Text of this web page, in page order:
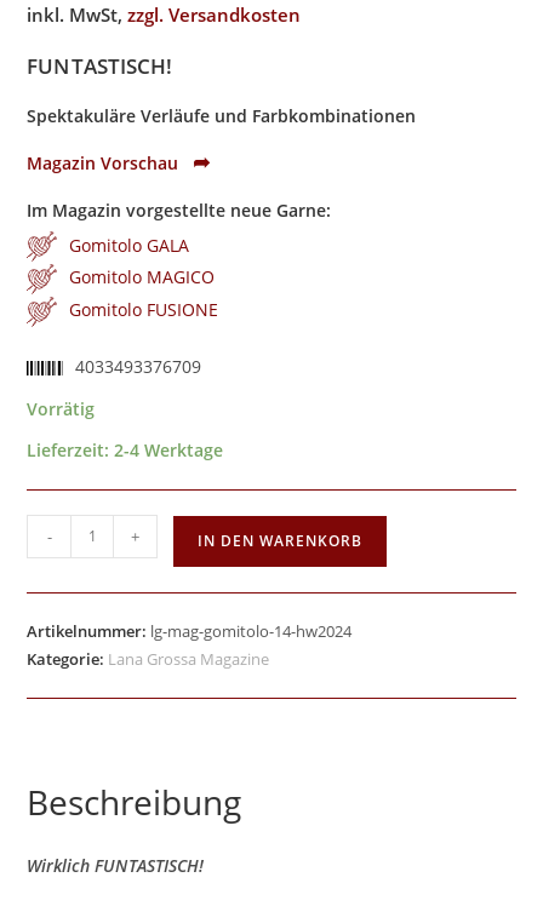
inkl. MwSt,zzgl. Versandkosten
FUN TASTISCH!
Spektakuläre Verläufe und Farbkombinationen
Magazin Vorschau ➦
Im Magazin vorgestellte neue Garne:
Gomitolo GALA
Gomitolo MAGICO
Gomitolo FUSIONE
4033493376709
Vorrätig
Lieferzeit:2-4 Werktage
- + IN DEN WARENKORB
Artikelnummer: lg-mag-gomitolo-14-hw2024
Kategorie: Lana Grossa Magazine
Beschreibung
Wirklich FUN TASTISCH!